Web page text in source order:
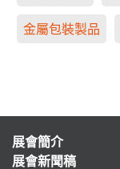
金屬包裝製品
展會簡介
展會新聞稿